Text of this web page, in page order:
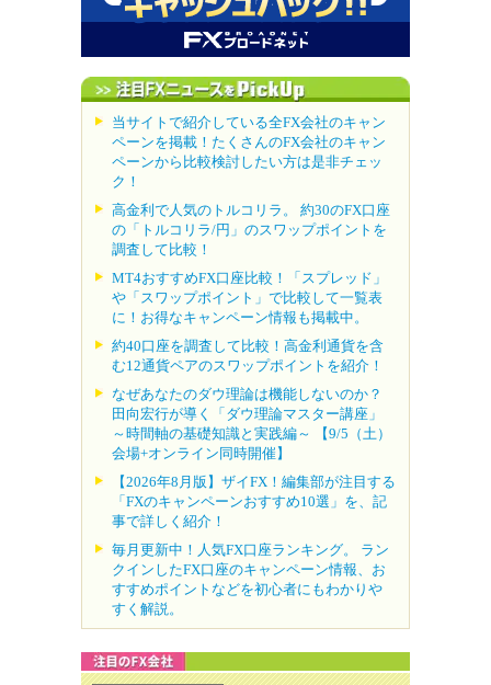
当サイトで紹介している全FX会社のキャン
ペーンを掲載！たくさんのFX会社のキャン
ペーンから比較検討したい方は是非チェッ
ク！
高金利で人気のトルコリラ。 約30のFX口座
の「トルコリラ/円」のスワップポイントを
調査して比較！
MT4おすすめFX口座比較！「スプレッド」
や「スワップポイント」で比較して一覧表
に！お得なキャンペーン情報も掲載中。
約40口座を調査して比較！高金利通貨を含
む12通貨ペアのスワップポイントを紹介！
なぜあなたのダウ理論は機能しないのか？
田向宏行が導く「ダウ理論マスター講座」
～時間軸の基礎知識と実践編～ 【9/5（土）
会場+オンライン同時開催】
【2026年8月版】ザイFX！編集部が注目する
「FXのキャンペーンおすすめ10選」を、記
事で詳しく紹介！
毎月更新中！人気FX口座ランキング。 ラン
クインしたFX口座のキャンペーン情報、お
すすめポイントなどを初心者にもわかりや
すく解説。